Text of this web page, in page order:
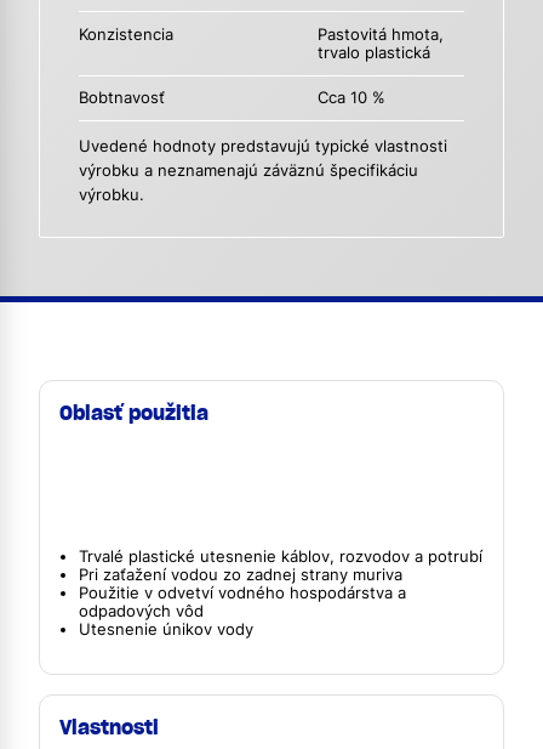
Konzistencia
Pastovitá hmota,
trvalo plastická
Bobtnavosť Cca 10 %
Uvedené hodnoty predstavujú typické vlastnosti
výrobku a neznamenajú záväznú špecifikáciu
výrobku.
Oblasť použitia
Trvalé plastické utesnenie káblov, rozvodov a potrubí
Pri zaťažení vodou zo zadnej strany muriva
Použitie v odvetví vodného hospodárstva a
odpadových vôd
Utesnenie únikov vody
Vlastnosti